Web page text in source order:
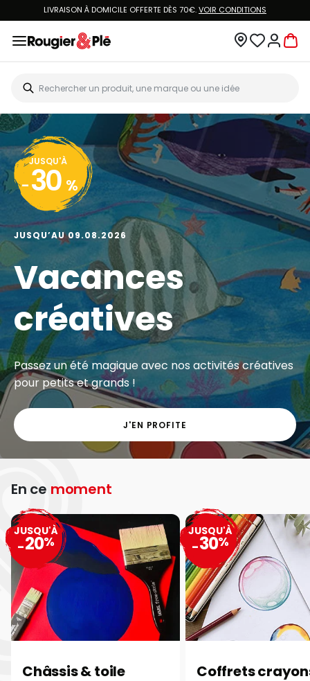
LIVRAISON À DOMICILE OFFERTE DÈS 70€.VOIR CONDITIONS
JUSQU'À
- 30 %
JUSQU’AU 09.08.2026
Vacances
créatives
Passez un été magique avec nos activités créatives
pour petits et grands !
J'EN PROFITE
En ce moment
Châssis & toile
JUSQU'À
-20%
Coffrets
JUSQU'À
-30%